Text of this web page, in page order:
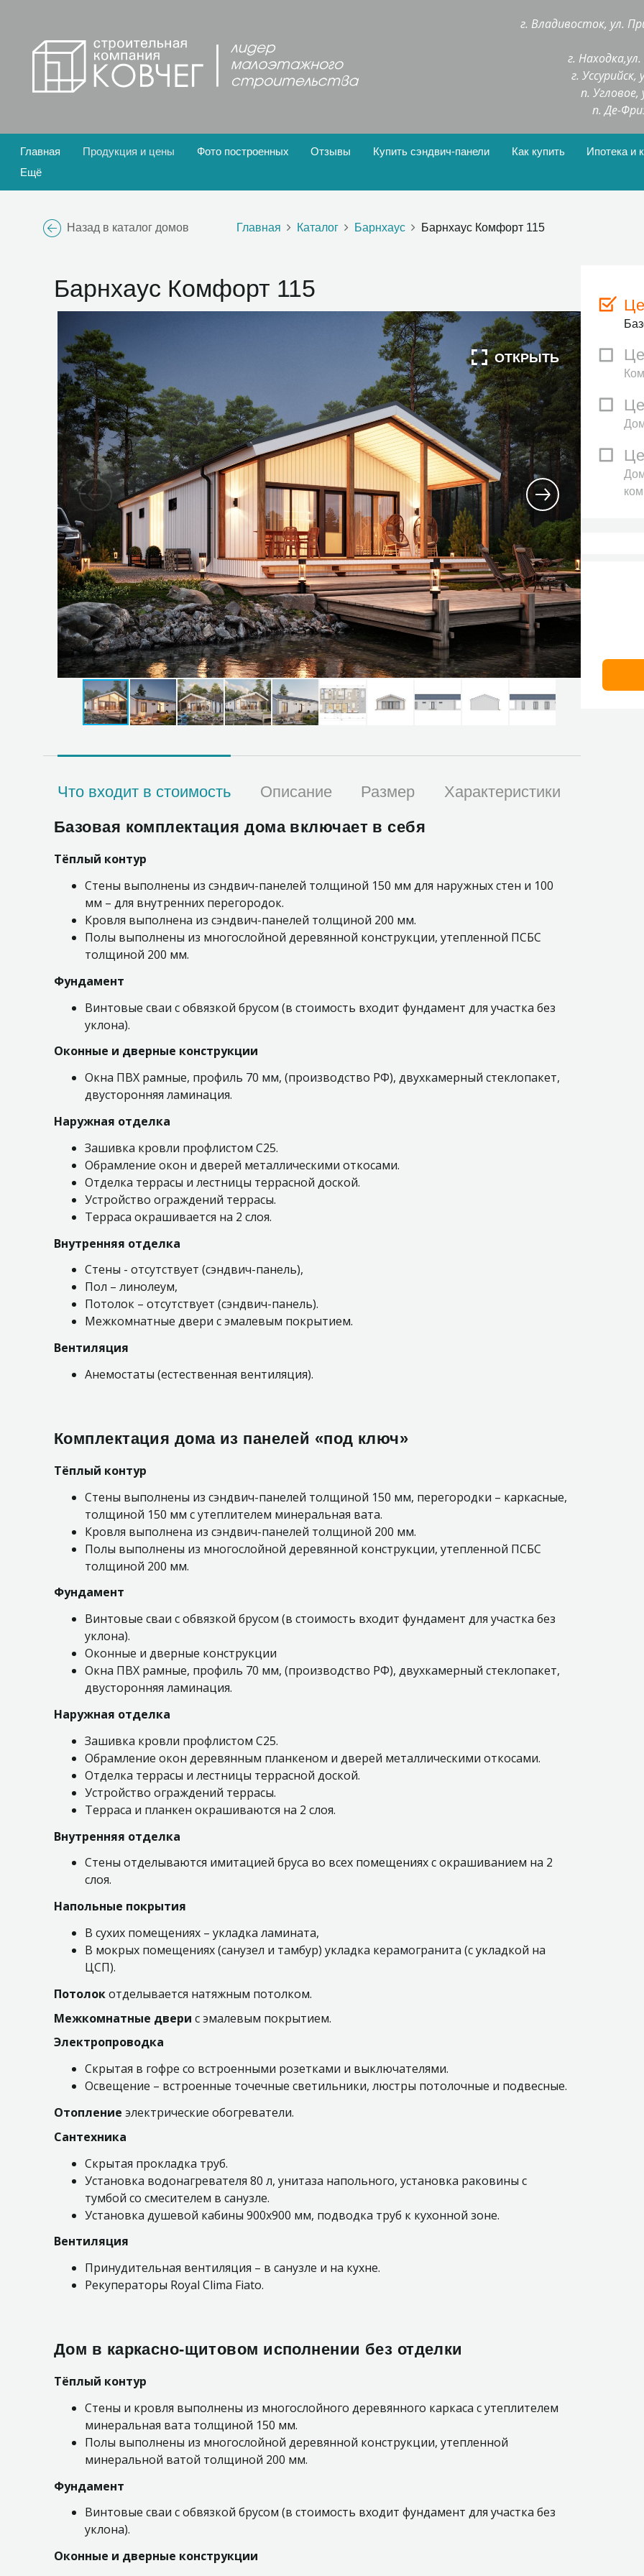
г. Владивосток, ул.
г.
г. Уссурийск,
п. Угловое,
п. Де-
Главная Продукция и цены Фото построенных Отзывы Купить сэндвич-панели Как купить Ипотека и
Ещё
Назад в каталог домов Главная Каталог Барнхаус Барнхаус Комфорт 115
Барнхаус Комфорт 115
Базовая комплектация дома включает в себя
Тёплый контур
Стены выполнены из сэндвич-панелей толщиной 150 мм для наружных стен и 100
мм – для внутренних перегородок.
Кровля выполнена из сэндвич-панелей толщиной 200 мм.
Полы выполнены из многослойной деревянной конструкции, утепленной ПСБС
толщиной 200 мм.
Фундамент
Винтовые сваи с обвязкой брусом (в стоимость входит фундамент для участка без
уклона).
Оконные и дверные конструкции
Окна ПВХ рамные, профиль 70 мм, (производство РФ), двухкамерный стеклопакет,
двусторонняя ламинация.
Наружная отделка
Зашивка кровли профлистом С25.
Обрамление окон и дверей металлическими откосами.
Отделка террасы и лестницы террасной доской.
Устройство ограждений террасы.
Терраса окрашивается на 2 слоя.
Внутренняя отделка
Стены - отсутствует (сэндвич-панель),
Пол – линолеум,
Потолок – отсутствует (сэндвич-панель).
Межкомнатные двери с эмалевым покрытием.
Вентиляция
Анемостаты (естественная вентиляция).
Комплектация дома из панелей «под ключ»
Тёплый контур
Стены выполнены из сэндвич-панелей толщиной 150 мм, перегородки – каркасные,
толщиной 150 мм с утеплителем минеральная вата.
Кровля выполнена из сэндвич-панелей толщиной 200 мм.
Полы выполнены из многослойной деревянной конструкции, утепленной ПСБС
толщиной 200 мм.
Фундамент
Винтовые сваи с обвязкой брусом (в стоимость входит фундамент для участка без
уклона).
Оконные и дверные конструкции
Окна ПВХ рамные, профиль 70 мм, (производство РФ), двухкамерный стеклопакет,
двусторонняя ламинация.
Наружная отделка
Зашивка кровли профлистом С25.
Обрамление окон деревянным планкеном и дверей металлическими откосами.
Отделка террасы и лестницы террасной доской.
Устройство ограждений террасы.
Терраса и планкен окрашиваются на 2 слоя.
Внутренняя отделка
Стены отделываются имитацией бруса во всех помещениях с окрашиванием на 2
слоя.
Напольные покрытия
В сухих помещениях – укладка ламината,
В мокрых помещениях (санузел и тамбур) укладка керамогранита (с укладкой на
ЦСП).
Потолокотделывается натяжным потолком.
Межкомнатные двери с эмалевым покрытием.
Электропроводка
Скрытая в гофре со встроенными розетками и выключателями.
Освещение – встроенные точечные светильники, люстры потолочные и подвесные.
Отопление электрические обогреватели.
Сантехника
Скрытая прокладка труб.
Установка водонагревателя 80 л, унитаза напольного, установка раковины с
тумбой со смесителем в санузле.
Установка душевой кабины 900х900 мм, подводка труб к кухонной зоне.
Вентиляция
Принудительная вентиляция – в санузле и на кухне.
Рекуператоры Royal Clima Fiato.
Дом в каркасно-щитовом исполнении без отделки
Тёплый контур
Стены и кровля выполнены из многослойного деревянного каркаса с утеплителем
минеральная вата толщиной 150 мм.
Полы выполнены из многослойной деревянной конструкции, утепленной
минеральной ватой толщиной 200 мм.
Фундамент
Винтовые сваи с обвязкой брусом (в стоимость входит фундамент для участка без
уклона).
Оконные и дверные конструкции
Что входит в стоимость Описание Размер Характеристики